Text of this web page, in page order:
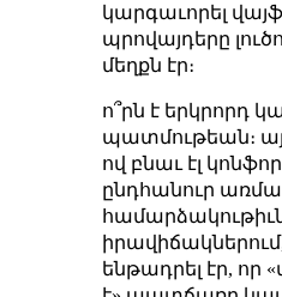
կարգաւորել
պրովայդերը
մեղքն էր։
ո՞րն է երկրորդ
պատմութեան։
ով բնաւ էլ
ընդհանուր
ենթադրել էր, որ